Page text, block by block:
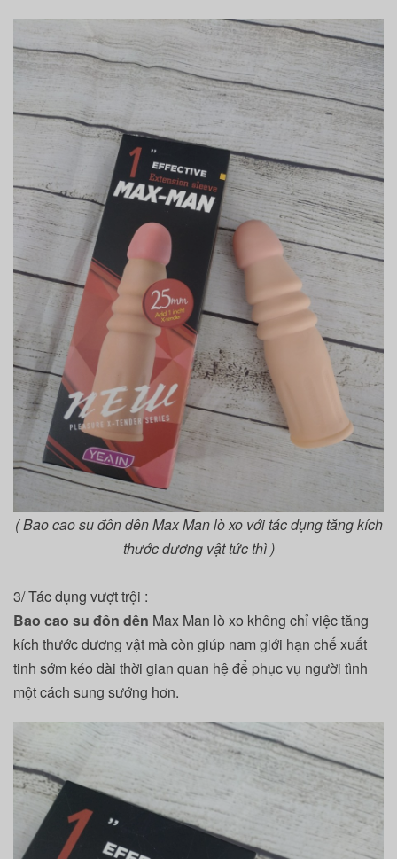
( Bao cao su đôn dên Max Man lò xo với tác dụng tăng kích
thước dương vật tức thì )
3/ Tác dụng vượt trội :
Bao cao su đôn dên Max Man lò xo không chỉ việc tăng
kích thước dương vật mà còn giúp nam giới hạn chế xuất
tinh sớm kéo dài thời gian quan hệ để phục vụ người tình
một cách sung sướng hơn.